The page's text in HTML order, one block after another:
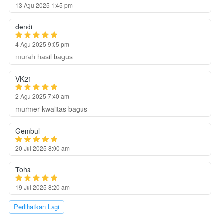
13 Agu 2025 1:45 pm
dendi
4 Agu 2025 9:05 pm
murah hasil bagus
VK21
2 Agu 2025 7:40 am
murmer kwalitas bagus
Gembul
20 Jul 2025 8:00 am
Toha
19 Jul 2025 8:20 am
`Perlihatkan Lagi